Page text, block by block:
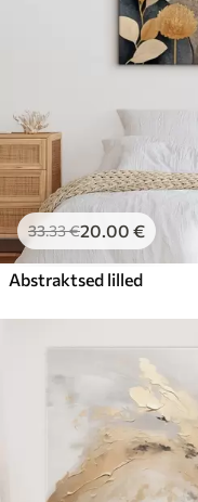
33.33€20.00 €
Abstraktsed lilled